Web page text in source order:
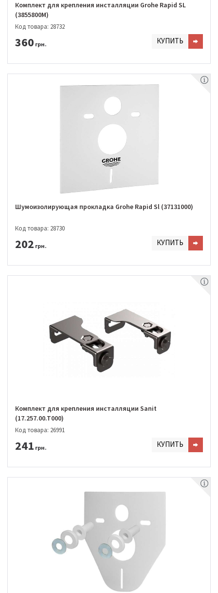
Комплект для крепления инсталляции Grohe Rapid SL
(3855800M)
Код товара: 28732
360 грн. КУПИТЬ
Шумоизолирующая прокладка Grohe Rapid Sl (37131000)
Код товара: 28730
202 грн. КУПИТЬ
Комплект для крепления инсталляции Sanit
(17.257.00.T000)
Код товара: 26991
241 грн. КУПИТЬ